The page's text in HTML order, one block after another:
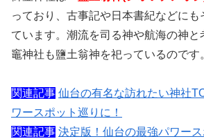
っており、古事記や日本書紀などに
ています。潮流を司る神や航海の神と
竈神社も鹽土翁神を祀っているのです
関連記事 仙台の有名な訪れたい神社
ワースポット巡りに！
関連記事 決定版！仙台の最強パワー